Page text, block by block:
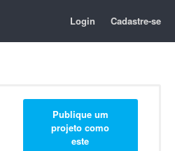
Login Cadastre-se
Publique um
projeto como
este